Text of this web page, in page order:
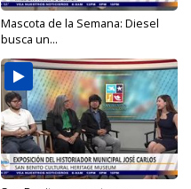
Mascota de la Semana: Diesel
busca un...